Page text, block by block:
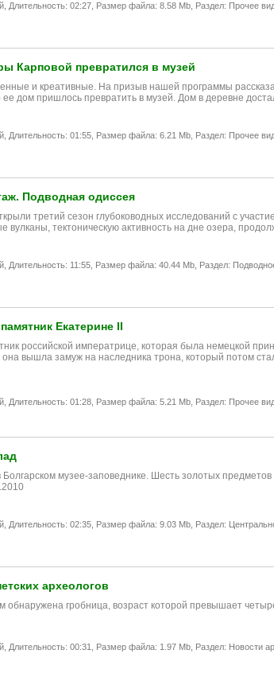
Длительность: 02:27, Размер файла: 8.58 Mb, Раздел: Прочее
Карповой превратился в музей
и креативные. На призыв нашей программы
ее дом пришлось превратить в музей. Дом в деревне
Длительность: 01:55, Размер файла: 6.21 Mb, Раздел: Прочее
Подводная одиссея
третий сезон глубоководных исследований с
вулканы, тектоническую активность на дне озера,
Длительность: 11:55, Размер файла: 40.44 Mb, Раздел:
Екатерине II
российской императрице, которая была немецкой
она вышла замуж на наследника трона, который потом
Длительность: 01:28, Размер файла: 5.21 Mb, Раздел: Прочее
музее-заповеднике. Шесть золотых
Длительность: 02:35, Размер файла: 9.03 Mb, Раздел:
археологов
обнаружена гробница, возраст которой превышает
Длительность: 00:31, Размер файла: 1.97 Mb, Раздел: Новости